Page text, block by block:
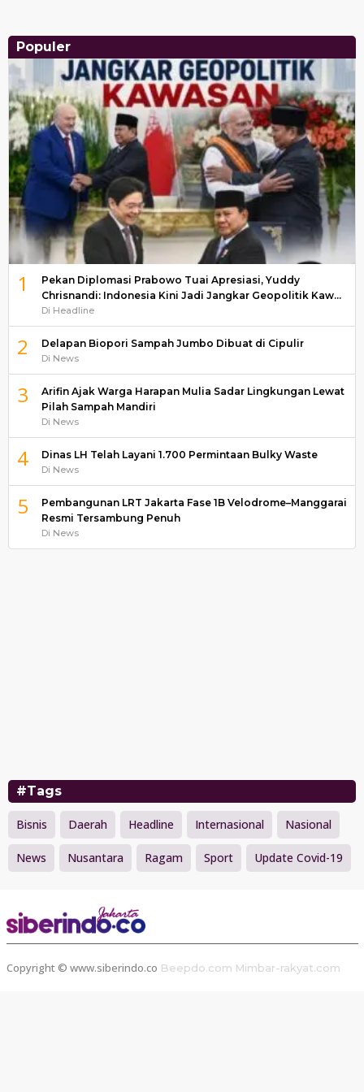
Populer
1
Pekan Diplomasi Prabowo Tuai Apresiasi, Yuddy
Chrisnandi: Indonesia Kini Jadi Jangkar Geopolitik Kaw…
Di Headline
2 Delapan Biopori Sampah Jumbo Dibuat di Cipulir
Di News
3
Arifin Ajak Warga Harapan Mulia Sadar Lingkungan Lewat
Pilah Sampah Mandiri
Di News
4 Dinas LH Telah Layani 1.700 Permintaan Bulky Waste
Di News
5
Pembangunan LRT Jakarta Fase 1B Velodrome–Manggarai
Resmi Tersambung Penuh
Di News
#Tags
Bisnis Daerah Headline Internasional Nasional
News Nusantara Ragam Sport Update Covid-19
Copyright © www.siberindo.co Beepdo.com Mimbar-rakyat.com